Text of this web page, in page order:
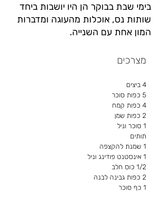
בימי שבת בבוקר הן היו יושבות ביחד
שותות נס, אוכלות מהעוגה ומדברות
המון אחת עם השנייה.
מצרכים
4 ביצים
5 כפות סוכר
4 כפות קמח
2 כפות שמן
1 סוכר וניל
תותים
1 שמנת להקצפה
1 אינסטנט פודינג וניל
1/2 כוס חלב
2 כפות גבינה לבנה
1 כף סוכר